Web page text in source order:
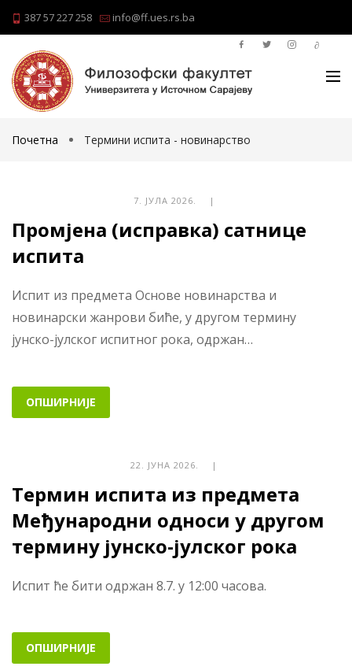
387 57 227 258 info@ff.ues.rs.ba
Почетна Термини испита - новинарство
7. ЈУЛА 2026. |
Промјена (исправка) сатнице
испита
Испит из предмета Основе новинарства и
новинарски жанрови биће, у другом термину
јунско-јулског испитног рока, одржан…
ОПШИРНИЈЕ
22. ЈУНА 2026. |
Термин испита из предмета
Међународни односи у другом
термину јунско-јулског рока
Испит ће бити одржан 8.7. у 12:00 часова.
ОПШИРНИЈЕ